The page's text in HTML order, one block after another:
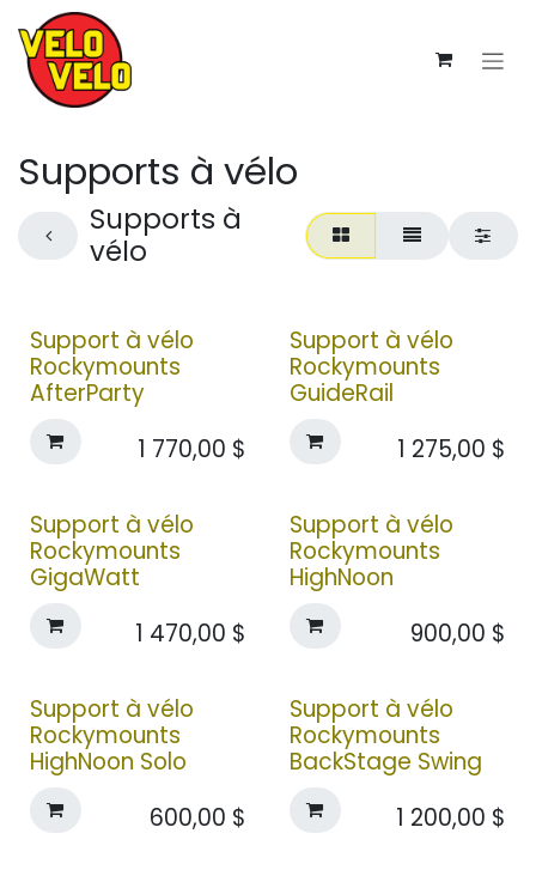
Se rendre au contenu
Supports à vélo
Supports à
vélo
Support à vélo
Rockymounts
AfterParty
1 770,00 $
Support à vélo
Rockymounts
GuideRail
1 275,00 $
Support à vélo
Rockymounts
GigaWatt
1 470,00 $
Support à vélo
Rockymounts
HighNoon
900,00 $
Support à vélo
Rockymounts
HighNoon Solo
600,00 $
Support à vélo
Rockymounts
BackStage Swing
1 200,00 $